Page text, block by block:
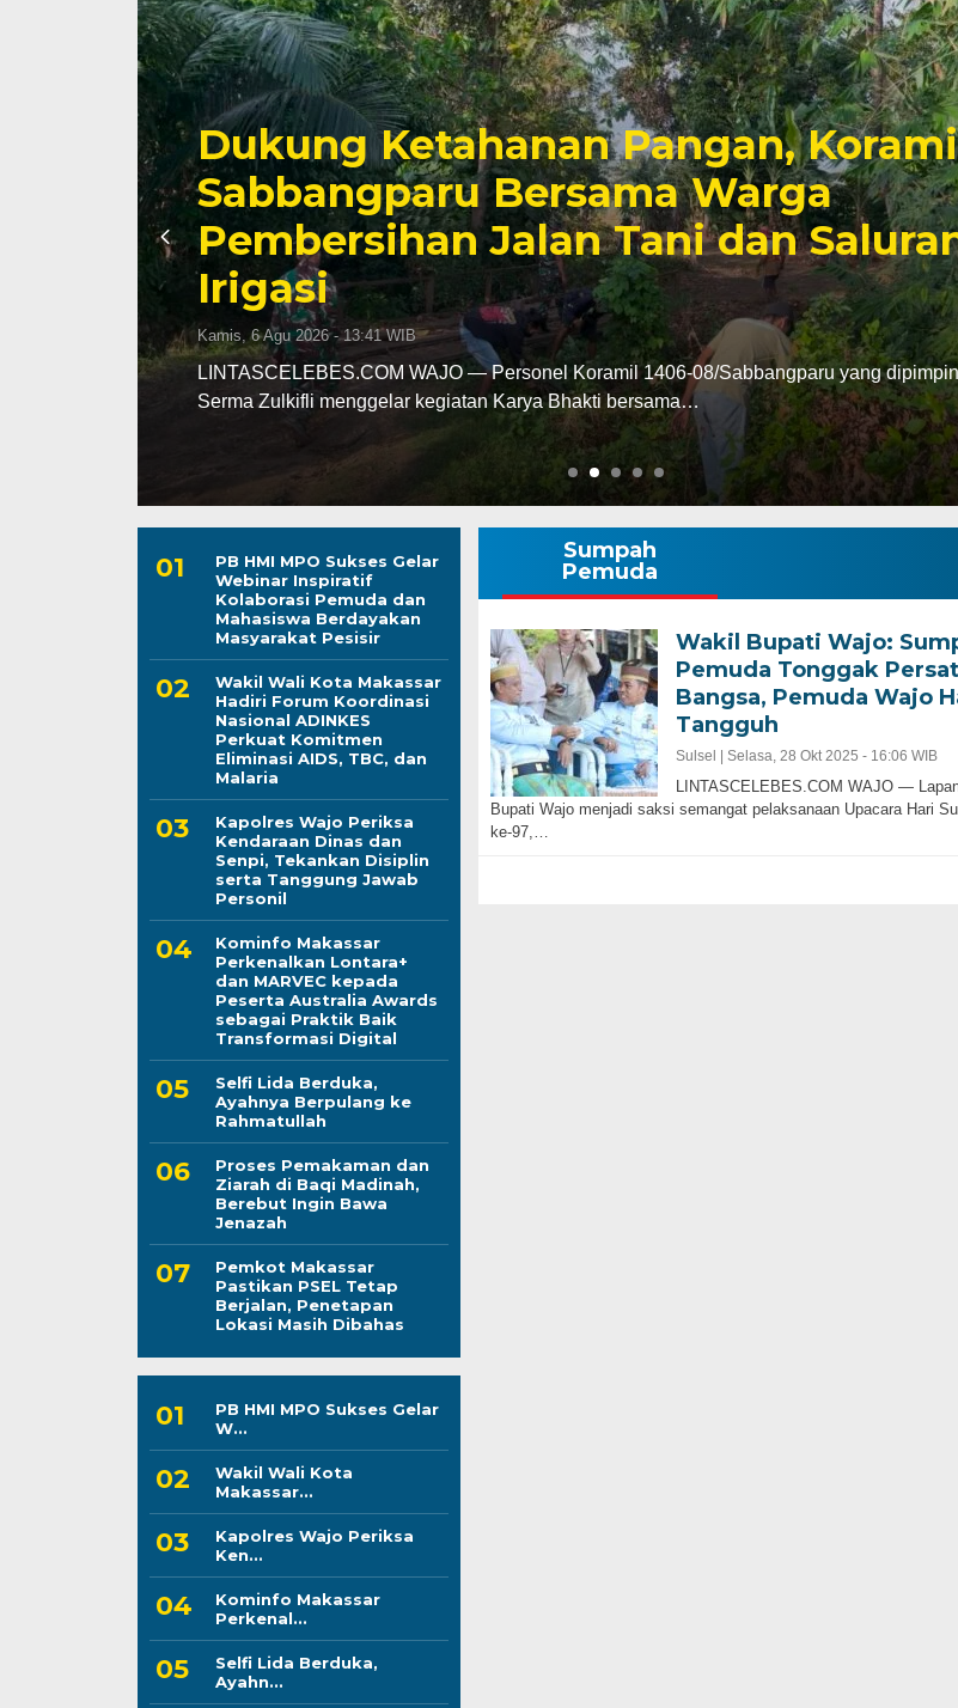
Kunjungan Audiensi ke Bupati
Kapolres Komitmen Perkuat
Kamtibmas dan Pembangunan
Kamis, 6 Agu 2026 - 13:14 WIB
LINTASCELEBES.COM WAJO — Kapolres Wajo AKBP Douglas Mahendrajaya
kunjungan silaturahmi ke ruang kerja Bupati Wajo…
PB HMI MPO Sukses Gelar
Webinar Inspiratif
Kolaborasi Pemuda dan
Mahasiswa Berdayakan
Masyarakat Pesisir
Wakil Wali Kota Makassar
Hadiri Forum Koordinasi
Nasional ADINKES
Perkuat Komitmen
Eliminasi AIDS, TBC, dan
Malaria
Kapolres Wajo Periksa
Kendaraan Dinas dan
Senpi, Tekankan Disiplin
serta Tanggung Jawab
Personil
Kominfo Makassar
Perkenalkan Lontara+
dan MARVEC kepada
Peserta Australia Awards
sebagai Praktik Baik
Transformasi Digital
Selfi Lida Berduka,
Ayahnya Berpulang ke
Rahmatullah
Proses Pemakaman dan
Ziarah di Baqi Madinah,
Berebut Ingin Bawa
Jenazah
Pemkot Makassar
Pastikan PSEL Tetap
Berjalan, Penetapan
Lokasi Masih Dibahas
PB HMI MPO Sukses Gelar
W...
Wakil Wali Kota
Makassar...
Kapolres Wajo Periksa
Ken...
Kominfo Makassar
Perkenal...
Selfi Lida Berduka,
Ayahn...
Sumpah
Pemuda
Wakil Bupati Wajo:
Pemuda Tonggak
Bangsa, Pemuda Wajo
Tangguh
Sulsel | Selasa, 28 Okt 2025 - 16:06 WIB
LINTASCELEBES.COM WAJO —
Bupati Wajo menjadi saksi semangat pelaksanaan Upacara Hari
ke-97,…